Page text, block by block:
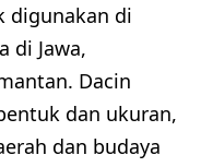
digunakan di
di Jawa,
Dacin
dan ukuran,
dan budaya